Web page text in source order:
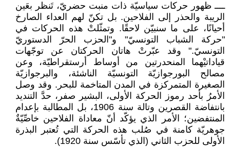
ــــ ظهور حركات سياسيّة ذات منبت حضريّ، تَنظر بعَين
الريبة والحذر إلى الفلاحين. بل تكنّ لهم العداء الصارخ
أحيانًا، على ما سنبيّن لاحقًا. وتمثّلتْ هذه الحركات في
"حركة الشباب التونسيّ" و"الحزب الحرّ الدستوريّ
التونسيّ." وقد عبّرتْ هاتان الحركتان عن توجّهات
قياداتيْهما المنحدرتين من أوساط أرستقراطيّة، وعن
مصالح البورجوازيّة التونسيّة الناشئة، والبرجوازيّة
الصغيرة المتمركزة في المدن المتاخمة للبحر. وقد وصل
الأمرُ بأحد رموز الحركة الأولى، البشير صفر، حدَّ التنديد
بانتفاضة القصرين وتالة سنة 1906، بل المطالبة بإعدام
المنتفضين؛ الأمر الذي يؤكّد أنّ معاداة الفلاحين خاصِّيّةٌ
جوهريّة كامنة في صُلب هذه الحركة التي تُعتبر البذرة
الأولى للحزب الثاني (الذي تأسّس سنة 1920).